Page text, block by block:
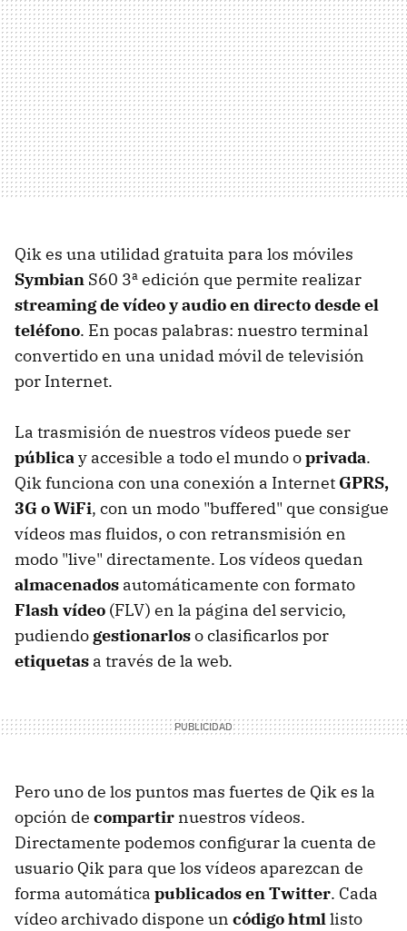
Qik es una utilidad gratuita para los móviles
Symbian S60 3ª edición que permite realizar
streaming de vídeo y audio en directo desde el
teléfono. En pocas palabras: nuestro terminal
convertido en una unidad móvil de televisión
por Internet.
La trasmisión de nuestros vídeos puede ser
públicay accesible a todo el mundo oprivada.
Qik funciona con una conexión a Internet GPRS,
3G o WiFi, con un modo "buffered" que consigue
vídeos mas fluidos, o con retransmisión en
modo "live" directamente. Los vídeos quedan
almacenados automáticamente con formato
Flash vídeo (FLV) en la página del servicio,
pudiendo gestionarloso clasificarlos por
etiquetas a través de la web.
Pero uno de los puntos mas fuertes de Qik es la
opción de compartir nuestros vídeos.
Directamente podemos configurar la cuenta de
usuario Qik para que los vídeos aparezcan de
forma automática publicados en Twitter. Cada
vídeo archivado dispone un código htmllisto